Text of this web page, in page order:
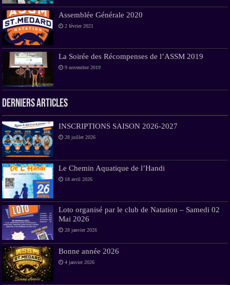
Assemblée Générale 2020
2 février 2021
La Soirée des Récompenses de l’ASSM 2019
9 novembre 2019
Derniers Articles
INSCRIPTIONS SAISON 2026-2027
28 juillet 2026
Le Chemin Aquatique de l’Handi
18 avril 2026
Loto organisé par le club de Natation – Samedi 02
Mai 2026
28 janvier 2026
Bonne année 2026
4 janvier 2026